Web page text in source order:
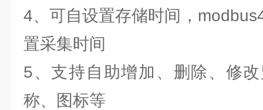
4、可自设置存储时间，
置采集时间
5、支持自助增加、删除、修
称、图标等